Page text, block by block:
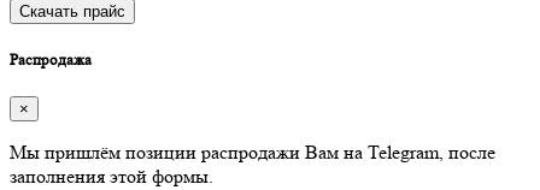
Скачать прайс
Распродажа
×
Мы пришлём позиции распродажи Вам на Telegram, после
заполнения этой формы.